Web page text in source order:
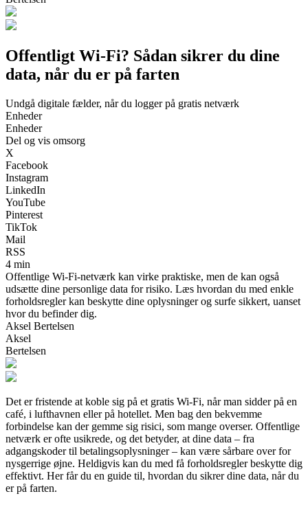
Offentligt Wi-Fi? Sådan sikrer du dine
data, når du er på farten
Undgå digitale fælder, når du logger på gratis netværk
Enheder
Enheder
Del og vis omsorg
X
Facebook
Instagram
LinkedIn
YouTube
Pinterest
TikTok
Mail
RSS
4 min
Offentlige Wi-Fi-netværk kan virke praktiske, men de kan også
udsætte dine personlige data for risiko. Læs hvordan du med enkle
forholdsregler kan beskytte dine oplysninger og surfe sikkert, uanset
hvor du befinder dig.
Aksel Bertelsen
Aksel
Bertelsen
Det er fristende at koble sig på et gratis Wi-Fi, når man sidder på en
café, i lufthavnen eller på hotellet. Men bag den bekvemme
forbindelse kan der gemme sig risici, som mange overser. Offentlige
netværk er ofte usikrede, og det betyder, at dine data – fra
adgangskoder til betalingsoplysninger – kan være sårbare over for
nysgerrige øjne. Heldigvis kan du med få forholdsregler beskytte dig
effektivt. Her får du en guide til, hvordan du sikrer dine data, når du
er på farten.